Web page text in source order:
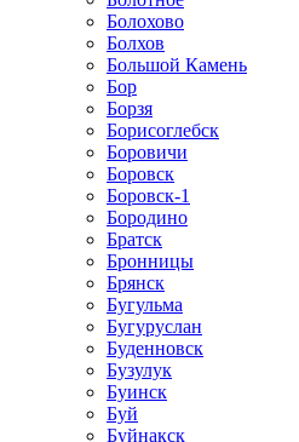
Болохово
Болхов
Большой Камень
Бор
Борзя
Борисоглебск
Боровичи
Боровск
Боровск-1
Бородино
Братск
Бронницы
Брянск
Бугульма
Бугуруслан
Буденновск
Бузулук
Буинск
Буй
Буйнакск